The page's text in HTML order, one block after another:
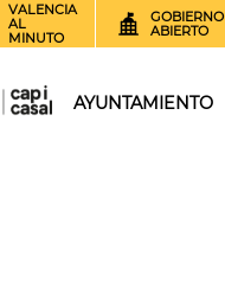
VALENCIA
AL
MINUTO
GOBIERNO
ABIERTO
AYUNTAMIENTO